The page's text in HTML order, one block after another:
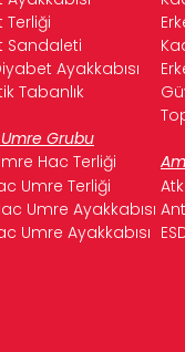
Terliği
Sandaleti
Ayakkabısı
Tabanlık
Grubu
Hac Terliği
Umre Terliği
Umre Ayakkabısı
Umre Ayakkabısı